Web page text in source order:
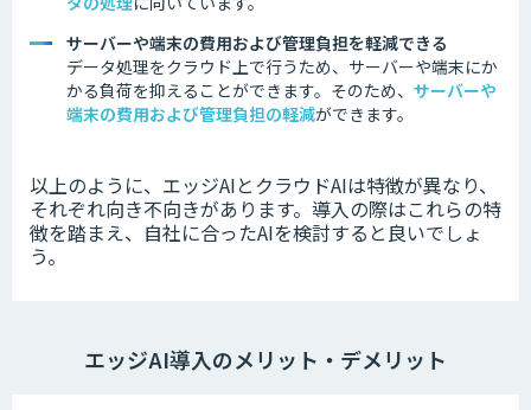
サーバーや端末の費用および管理負担を軽減できる
データ処理をクラウド上で行うため、サーバーや端末にか
かる負荷を抑えることができます。そのため、 サーバーや
端末の費用および管理負担の軽減ができます。
以上のように、エッジAIとクラウドAIは特徴が異なり、
それぞれ向き不向きがあります。 導入の際はこれらの特
徴を踏まえ、自社に合ったAIを検討すると良いでしょ
う。
エッジAI導入のメリット・デメリット